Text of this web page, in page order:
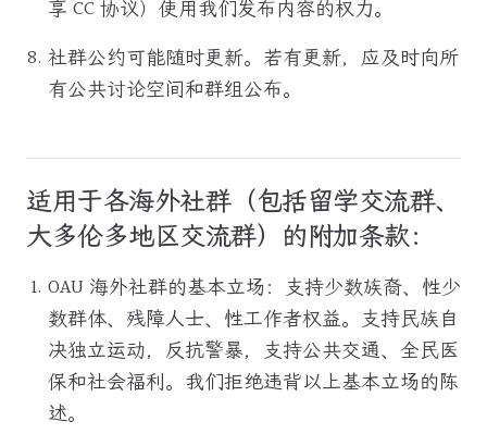
享 CC 协议）使用我们发布内容的权力。
社群公约可能随时更新。若有更新，应及时向所
有公共讨论空间和群组公布。
适用于各海外社群（包括留学交流群、
大多伦多地区交流群）的附加条款：
OAU 海外社群的基本立场：支持少数族裔、性少
数群体、残障人士、性工作者权益。支持民族自
决独立运动，反抗警暴，支持公共交通、全民医
保和社会福利。我们拒绝违背以上基本立场的陈
述。